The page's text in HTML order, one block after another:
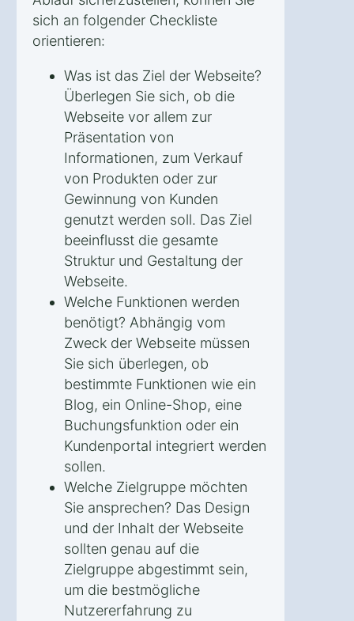
sich an folgender Checkliste
orientieren:
Was ist das Ziel der Webseite?
Überlegen Sie sich, ob die
Webseite vor allem zur
Präsentation von
Informationen, zum Verkauf
von Produkten oder zur
Gewinnung von Kunden
genutzt werden soll. Das Ziel
beeinflusst die gesamte
Struktur und Gestaltung der
Webseite.
Welche Funktionen werden
benötigt? Abhängig vom
Zweck der Webseite müssen
Sie sich überlegen, ob
bestimmte Funktionen wie ein
Blog, ein Online-Shop, eine
Buchungsfunktion oder ein
Kundenportal integriert werden
sollen.
Welche Zielgruppe möchten
Sie ansprechen? Das Design
und der Inhalt der Webseite
sollten genau auf die
Zielgruppe abgestimmt sein,
um die bestmögliche
Nutzererfahrung zu